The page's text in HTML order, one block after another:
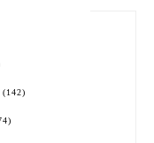
(142)